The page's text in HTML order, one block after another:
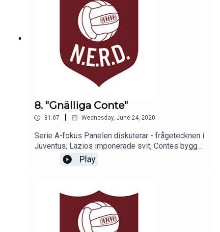
8. ”Gnälliga Conte”
31:07 Wednesday, June 24, 2020
Serie A-fokus Panelen diskuterar - frågetecknen i
Juventus, Lazios imponerade svit, Contes bygge,
Atalantas effektivitet och Zlatans framtid.
Play